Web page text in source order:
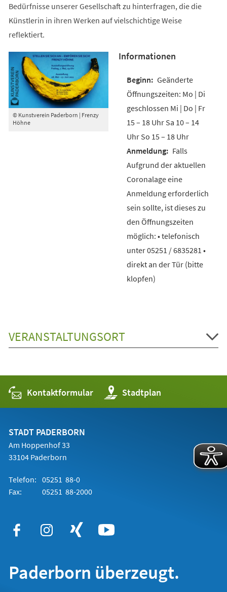
Bedürfnisse unserer Gesellschaft zu hinterfragen, die die
Künstlerin in ihren Werken auf vielschichtige Weise
reflektiert.
© Kunstverein Paderborn | Frenzy
Höhne
Informationen
Geänderte
Öffnungszeiten: Mo | Di
geschlossen Mi | Do | Fr
15 – 18 Uhr Sa 10 – 14
Uhr So 15 – 18 Uhr
Falls
Aufgrund der aktuellen
Coronalage eine
Anmeldung erforderlich
sein sollte, ist dieses zu
den Öffnungszeiten
möglich: • telefonisch
unter 05251 / 6835281 •
direkt an der Tür (bitte
klopfen)
VERANSTALTUNGSORT
Kontaktformular Stadtplan
(Öffnet
in
einem
STADT PADERBORN
Am Hoppenhof 33
33104 Paderborn
Telefon: 05251 88-0
Fax:
05251 88-2000
Paderborn überzeugt.